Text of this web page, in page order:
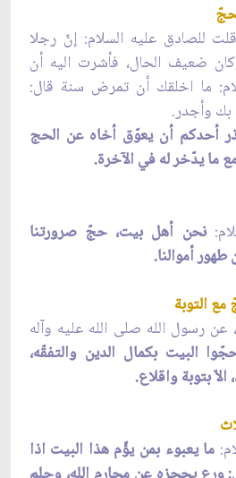
للصادق عليه السلام: إنّ رجلا
ضعيف الحال، فأشرت اليه أن
ما اخلقك أن تمرض سنة قال:
وأجدر.
أحدكم أن يعوّق أخاه عن الحج
ما يدّخر له في الآخرة.
نحن أهل بيت، حجّ صرورتنا
طهور أموالنا.
رسول الله صلى الله عليه وآله
البيت بكمال الدين والتفقّه،
بتوبة واقلاع.
ما يعبوء بمن يؤّم هذا البيت اذا